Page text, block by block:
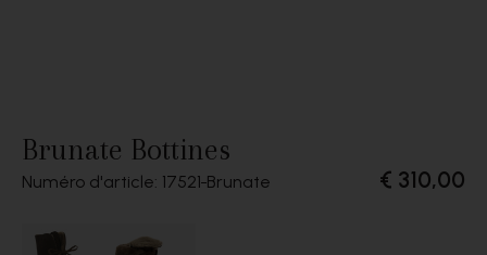
Brunate Bottines
Numéro d'article: 17521 Brunate € 310,00